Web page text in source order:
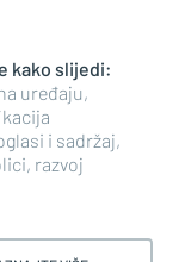
kako slijedi:
uređaju,
i sadržaj,
razvoj